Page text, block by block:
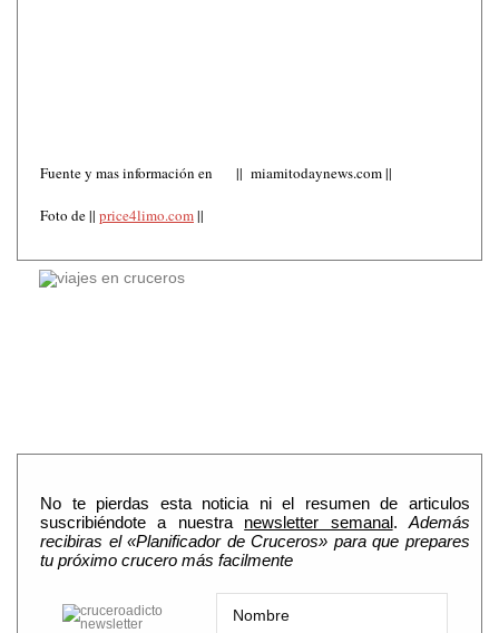
Fuente y mas información en || miamitodaynews.com ||
Foto de || price4limo.com||
No te pierdas esta noticia ni el resumen de articulos
suscribiéndote a nuestra newsletter semanal.Además
recibiras el «Planificador de Cruceros» para que prepares
tu próximo crucero más facilmente